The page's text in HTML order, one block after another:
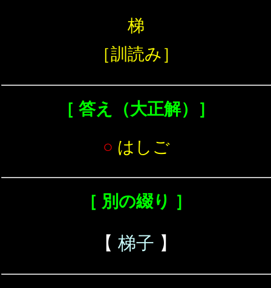
梯
［訓読み］
［ 答え（大正解）］
○ はしご
［ 別の綴り ］
【 梯子 】